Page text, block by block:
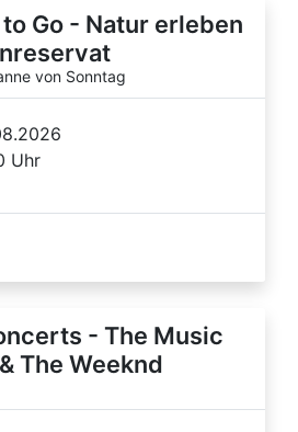
Go - Natur erleben
von Sonntag
Uhr
- The Music
The Weeknd